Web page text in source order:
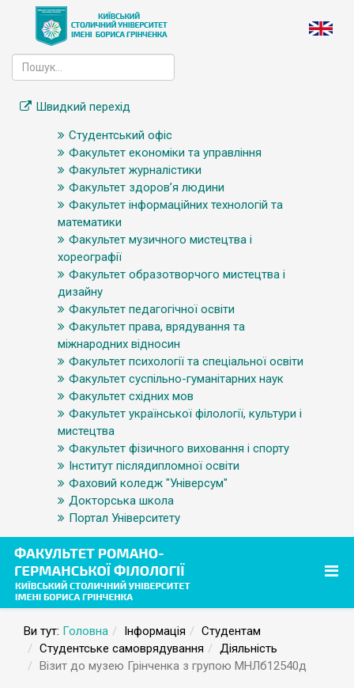
Швидкий перехід
Студентський офіс
Факультет економіки та управління
Факультет журналістики
Факультет здоров’я людини
Факультет інформаційних технологій та
математики
Факультет музичного мистецтва і
хореографії
Факультет образотворчого мистецтва і
дизайну
Факультет педагогічної освіти
Факультет права, врядування та
міжнародних відносин
Факультет психології та спеціальної освіти
Факультет суспільно-гуманітарних наук
Факультет східних мов
Факультет української філології, культури і
мистецтва
Факультет фізичного виховання і спорту
Інститут післядипломної освіти
Фаховий коледж "Універсум"
Докторська школа
Портал Університету
Ви тут: Головна Інформація
Студентам
Студентське самоврядування
Діяльність
Візит до музею Грінченка з групою МНЛб12540д